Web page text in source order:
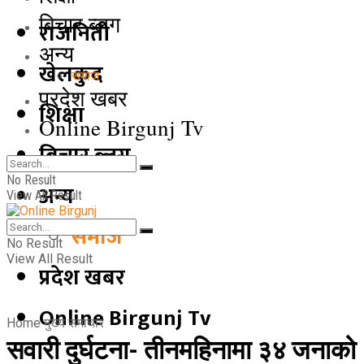
राजनिती
खेलकुद
शिक्षा
बिचार ब्लग
अन्य
समाज
प्रदेश खबर
Online Birgunj Tv
बिचार ब्लग
अन्य
समाज
प्रदेश खबर
Online Birgunj Tv
No Result
View All Result
No Result
View All Result
Home मुख्य समाचार
सवारी दुर्घटना- तीनमहिनामा ३४ जनाको